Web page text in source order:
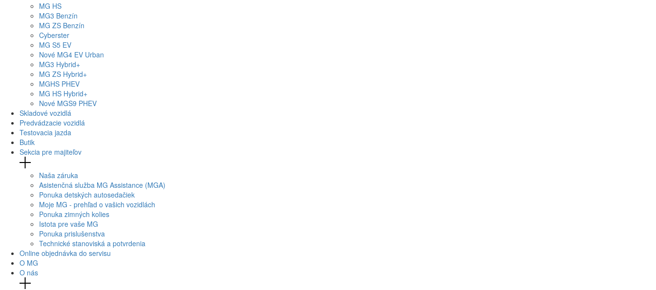
MG HS
MG3 Benzín
MG ZS Benzín
Cyberster
MG S5 EV
Nové MG4 EV Urban
MG3 Hybrid+
MG ZS Hybrid+
MGHS PHEV
MG HS Hybrid+
Nové MGS9 PHEV
Skladové vozidlá
Predvádzacie vozidlá
Testovacia jazda
Butik
Sekcia pre majiteľov
Naša záruka
Asistenčná služba MG Assistance (MGA)
Ponuka detských autosedačiek
Moje MG - prehľad o vašich vozidlách
Ponuka zimných kolies
Istota pre vaše MG
Ponuka prislušenstva
Technické stanoviská a potvrdenia
Online objednávka do servisu
O MG
O nás